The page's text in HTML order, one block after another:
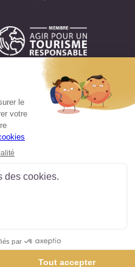
un devis